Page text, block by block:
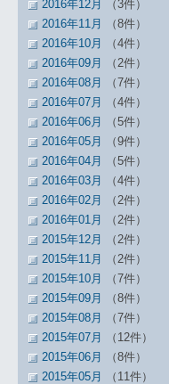
2016年12月
（3件）
2016年11月
（8件）
2016年10月
（4件）
2016年09月
（2件）
2016年08月
（7件）
2016年07月
（4件）
2016年06月
（5件）
2016年05月
（9件）
2016年04月
（5件）
2016年03月
（4件）
2016年02月
（2件）
2016年01月
（2件）
2015年12月
（2件）
2015年11月
（2件）
2015年10月
（7件）
2015年09月
（8件）
2015年08月
（7件）
2015年07月
（12件）
2015年06月
（8件）
2015年05月
（11件）